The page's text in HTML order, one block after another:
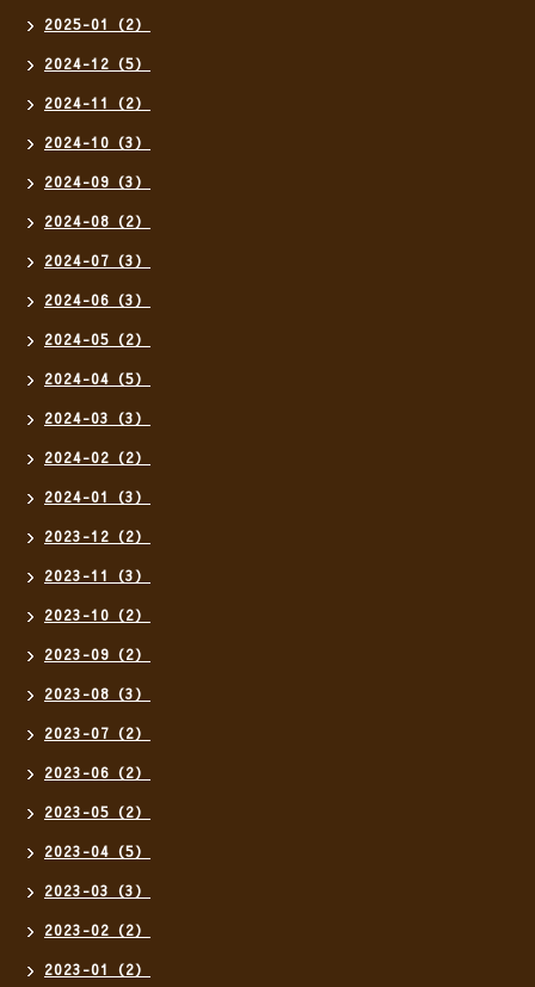
2025-01（2）
2024-12（5）
2024-11（2）
2024-10（3）
2024-09（3）
2024-08（2）
2024-07（3）
2024-06（3）
2024-05（2）
2024-04（5）
2024-03（3）
2024-02（2）
2024-01（3）
2023-12（2）
2023-11（3）
2023-10（2）
2023-09（2）
2023-08（3）
2023-07（2）
2023-06（2）
2023-05（2）
2023-04（5）
2023-03（3）
2023-02（2）
2023-01（2）